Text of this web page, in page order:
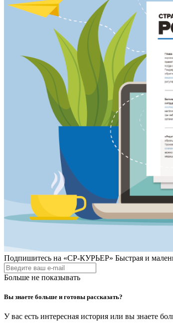
Подпишитесь на «СР-КУРЬЕР» Быстрая и
Больше не показывать
Вы знаете больше и готовы рассказать?
У вас есть интересная история или вы знаете